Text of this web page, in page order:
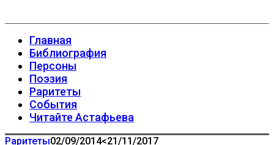
Главная
Библиография
Персоны
Поэзия
Раритеты
События
Читайте Астафьева
Раритеты02/09/2014<21/11/2017